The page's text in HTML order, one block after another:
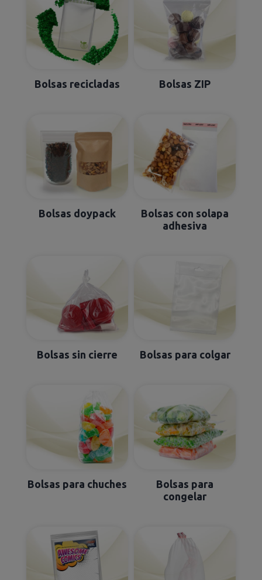
Bolsas recicladas Bolsas ZIP
Bolsas doypack
Bolsas con solapa
adhesiva
Bolsas sin cierre Bolsas para colgar
Bolsas para chuches
Bolsas para
congelar